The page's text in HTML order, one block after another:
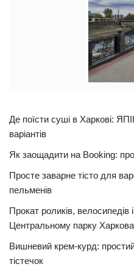
Де поїсти суші в Харкові:
варіантів
Як заощадити на Booking:
Просте заварне тісто для
пельменів
Прокат роликів, велосипедів
Центральному парку Харкова
Вишневий крем-курд:
тістечок